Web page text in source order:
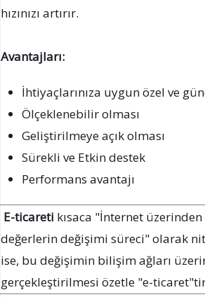
hızınızı artırır.
Avantajları:
İhtiyaçlarınıza uygun özel ve
Ölçeklenebilir olması
Geliştirilmeye açık olması
Sürekli ve Etkin destek
Performans avantajı
E-ticareti kısaca "İnternet
değerlerin değişimi süreci" olarak
ise, bu değişimin bilişim ağları
gerçekleştirilmesi özetle "e-